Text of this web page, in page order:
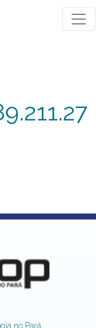
no Pará.